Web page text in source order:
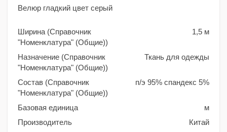
Велюр гладкий цвет серый
Ширина (Справочник
"Номенклатура" (Общие))
1,5 м
Назначение (Справочник
"Номенклатура" (Общие))
Ткань для одежды
Состав (Справочник
"Номенклатура" (Общие))
п/э 95% спандекс 5%
Базовая единица
м
Производитель
Китай